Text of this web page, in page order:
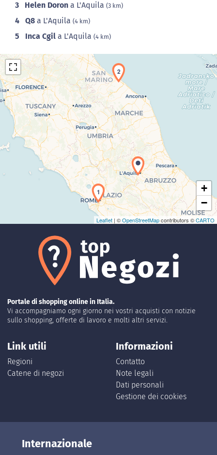
3 Helen Doron a L'Aquila (3 km)
4 Q8 a L'Aquila (4 km)
5 Inca Cgil a L'Aquila (4 km)
Caricamento della carta in corso...
1
2
+
−
Leaflet | ©OpenStreetMapcontributors ©CARTO
Portale di shopping online in Italia.
Vi accompagniamo ogni giorno nei vostri acquisti con notizie
sullo shopping, offerte di lavoro e molti altri servizi.
Link utili
Regioni
Catene di negozi
Informazioni
Contatto
Note legali
Dati personali
Gestione dei cookies
Internazionale